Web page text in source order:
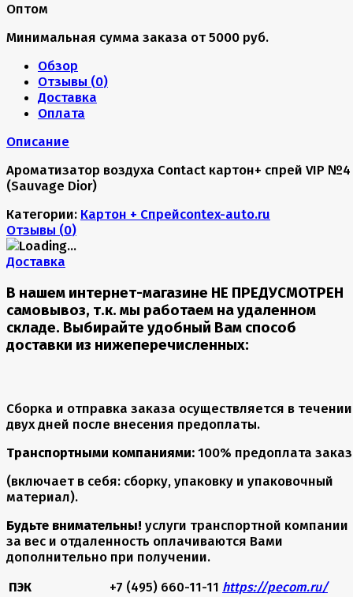
Оптом
Минимальная сумма заказа от 5000 руб.
Обзор
Отзывы (0)
Доставка
Оплата
Описание
Ароматизатор воздуха Contact картон+ спрей VIP №4
(Sauvage Dior)
Категории: Картон + Спрейcontex-auto.ru
Отзывы (0)
Доставка
В нашем интернет-магазине НЕ ПРЕДУСМОТРЕН
самовывоз, т.к. мы работаем на удаленном
складе. Выбирайте удобный Вам способ
доставки из нижеперечисленных:
Сборка и отправка заказа осуществляется в течении
двух дней после внесения предоплаты.
Транспортными компаниями: 100% предоплата
(включает в себя: сборку, упаковку и упаковочный
материал).
Будьте внимательны! услуги транспортной компании
за вес и отдаленность оплачиваются Вами
дополнительно при получении.
ПЭК +7 (495) 660-11-11 https://pecom.ru/